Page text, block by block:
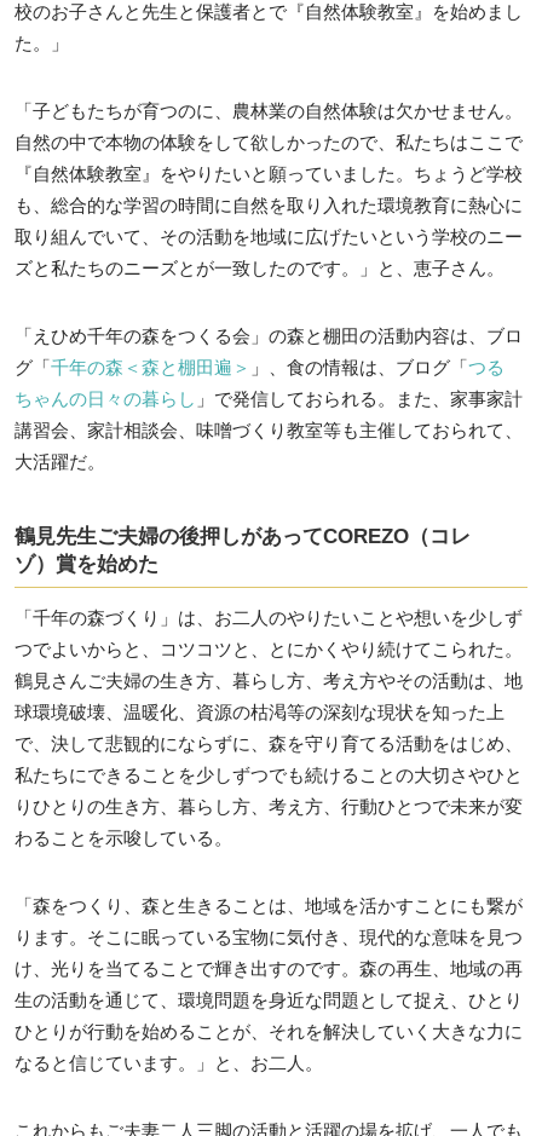
校のお子さんと先生と保護者とで『自然体験教室』を始めまし
た。」
「子どもたちが育つのに、農林業の自然体験は欠かせません。
自然の中で本物の体験をして欲しかったので、私たちはここで
『自然体験教室』をやりたいと願っていました。ちょうど学校
も、総合的な学習の時間に自然を取り入れた環境教育に熱心に
取り組んでいて、その活動を地域に広げたいという学校のニー
ズと私たちのニーズとが一致したのです。」と、恵子さん。
「えひめ千年の森をつくる会」の森と棚田の活動内容は、ブロ
グ「千年の森＜森と棚田遍＞ 」、食の情報は、ブログ「つる
ちゃんの日々の暮らし 」で発信しておられる。また、家事家計
講習会、家計相談会、味噌づくり教室等も主催しておられて、
大活躍だ。
鶴見先生ご夫婦の後押しがあってCOREZO（コレ
ゾ）賞を始めた
「千年の森づくり」は、お二人のやりたいことや想いを少しず
つでよいからと、コツコツと、とにかくやり続けてこられた。
鶴見さんご夫婦の生き方、暮らし方、考え方やその活動は、地
球環境破壊、温暖化、資源の枯渇等の深刻な現状を知った上
で、決して悲観的にならずに、森を守り育てる活動をはじめ、
私たちにできることを少しずつでも続けることの大切さやひと
りひとりの生き方、暮らし方、考え方、行動ひとつで未来が変
わることを示唆している。
「森をつくり、森と生きることは、地域を活かすことにも繋が
ります。そこに眠っている宝物に気付き、現代的な意味を見つ
け、光りを当てることで輝き出すのです。森の再生、地域の再
生の活動を通じて、環境問題を身近な問題として捉え、ひとり
ひとりが行動を始めることが、それを解決していく大きな力に
なると信じています。」と、お二人。
これからもご夫妻二人三脚の活動と活躍の場を拡げ、一人でも